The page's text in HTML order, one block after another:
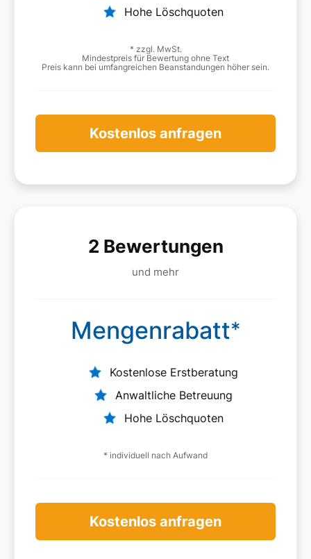
Hohe Löschquoten
* zzgl. MwSt.
Mindestpreis für Bewertung ohne Text
Preis kann bei umfangreichen Beanstandungen höher sein.
Kostenlos anfragen
2 Bewertungen
und mehr
Mengenrabatt*
Kostenlose Erstberatung
Anwaltliche Betreuung
Hohe Löschquoten
* individuell nach Aufwand
Kostenlos anfragen